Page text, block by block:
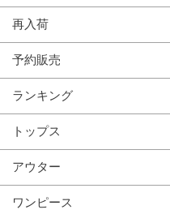
再入荷
予約販売
ランキング
トップス
アウター
ワンピース